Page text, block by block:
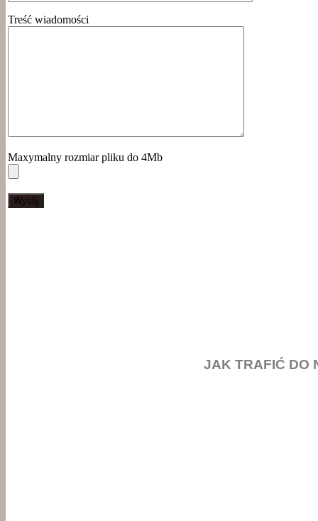
Treść wiadomości
Maxymalny rozmiar pliku do 4Mb
JAK TRAFIĆ DO